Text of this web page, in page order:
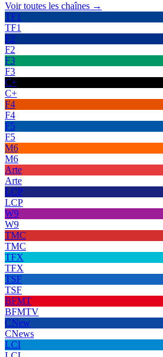
Voir toutes les chaînes →
TF1
TF1
F2
F2
F3
F3
C+
C+
F4
F4
F5
F5
M6
M6
Arte
Arte
LCP
LCP
W9
W9
TMC
TMC
TFX
TFX
TSF
TSF
BFMT
BFMTV
CNew
CNews
LCI